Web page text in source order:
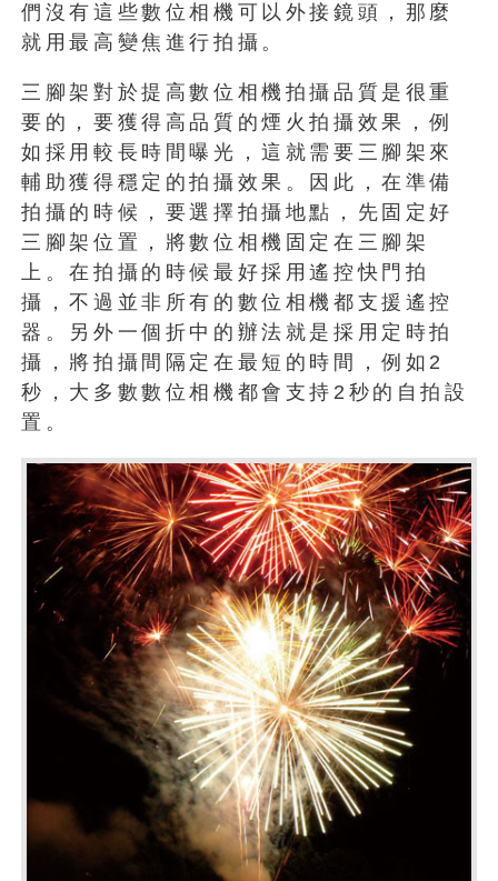
們沒有這些數位相機可以外接鏡頭，那麼
就用最高變焦進行拍攝。
三腳架對於提高數位相機拍攝品質是很重
要的，要獲得高品質的煙火拍攝效果，例
如採用較長時間曝光，這就需要三腳架來
輔助獲得穩定的拍攝效果。因此，在準備
拍攝的時候，要選擇拍攝地點，先固定好
三腳架位置，將數位相機固定在三腳架
上。在拍攝的時候最好採用遙控快門拍
攝，不過並非所有的數位相機都支援遙控
器。另外一個折中的辦法就是採用定時拍
攝，將拍攝間隔定在最短的時間，例如2
秒，大多數數位相機都會支持2秒的自拍設
置。